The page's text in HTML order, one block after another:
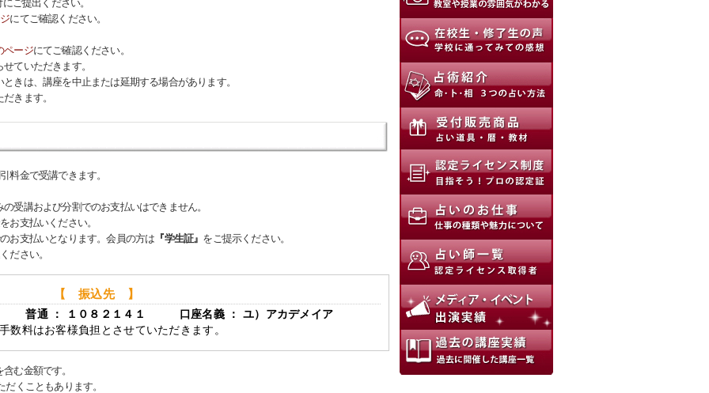
ご提出ください。
にてご確認ください。
ページにてご確認ください。
ていただきます。
きは、講座を中止または延期する場合があります。
きます。
料金で受講できます。
受講および分割でのお支払いはできません。
お支払いください。
お支払いとなります。会員の方は 『学生証』 をご提示ください。
ださい。
【 振込先 】
普通 ： １０８２１４１ 口座名義 ： ユ）アカデメイア
数料はお客様負担とさせていただきます。
む金額です。
くこともあります。